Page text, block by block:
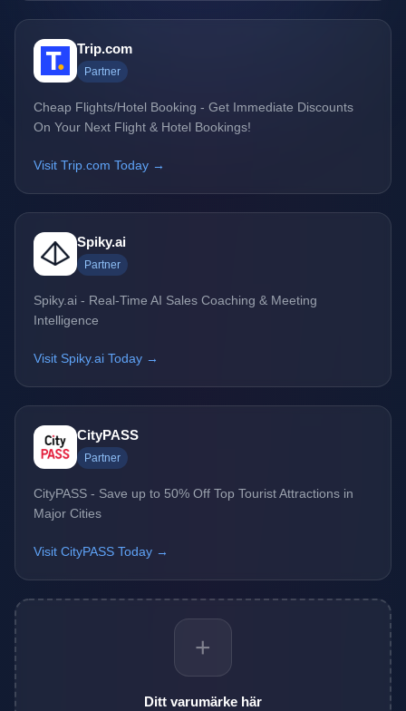
Trip.com
Partner
Cheap Flights/Hotel Booking - Get Immediate Discounts
On Your Next Flight & Hotel Bookings!
Visit Trip.com Today →
Spiky.ai
Partner
Spiky.ai - Real-Time AI Sales Coaching & Meeting
Intelligence
Visit Spiky.ai Today →
CityPASS
Partner
CityPASS - Save up to 50% Off Top Tourist Attractions in
Major Cities
Visit CityPASS Today →
+
Ditt varumärke här